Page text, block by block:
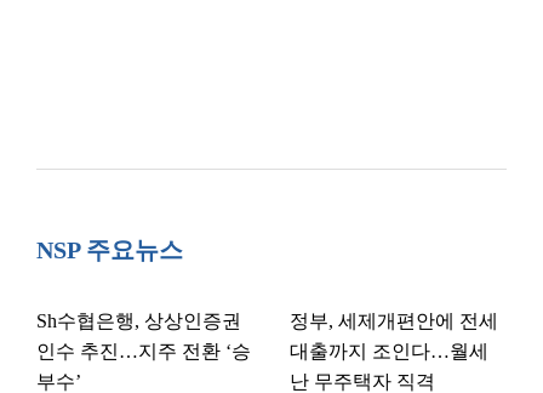
NSP 주요뉴스
Sh수협은행, 상상인증권
인수 추진…지주 전환 ‘승
부수’
정부, 세제개편안에 전세
대출까지 조인다…월세
난 무주택자 직격